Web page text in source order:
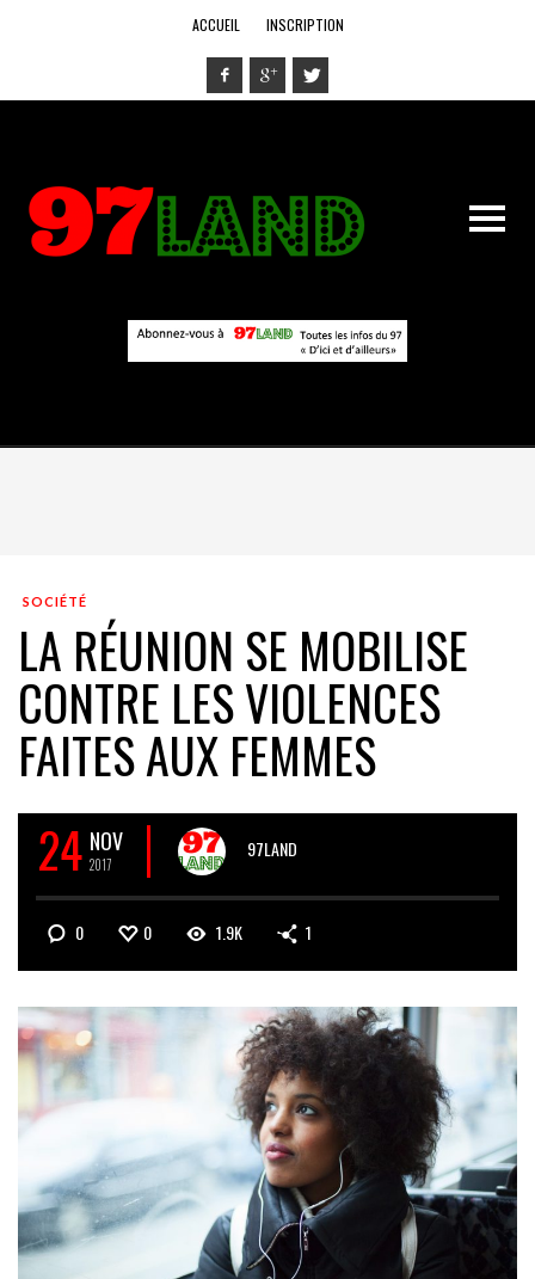
ACCUEIL INSCRIPTION
SOCIÉTÉ
LA RÉUNION SE MOBILISE
CONTRE LES VIOLENCES
FAITES AUX FEMMES
24 NOV
2017
97LAND
0 0 1.9K 1